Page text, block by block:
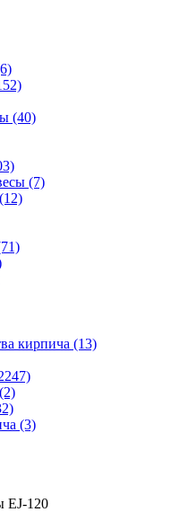
(40)
(7)
кирпича (13)
(3)
EJ-120